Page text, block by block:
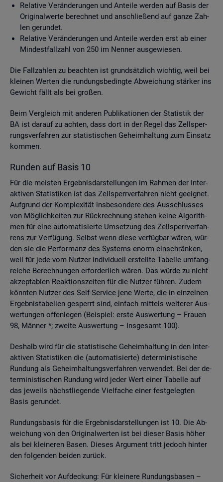
Re­la­ti­ve Ver­än­de­run­gen und An­tei­le wer­den auf Basis der
Ori­gi­nal­wer­te be­rech­net und an­schlie­ßend auf ganze Zah­
len ge­run­det.
Re­la­ti­ve Ver­än­de­run­gen und An­tei­le wer­den erst ab einer
Min­dest­fall­zahl von 250 im Nen­ner aus­ge­wie­sen.
Die Fall­zah­len zu be­ach­ten ist grund­sätz­lich wich­tig, weil bei
klei­nen Wer­ten die run­dungs­be­ding­te Ab­wei­chung stär­ker ins
Ge­wicht fällt als bei gro­ßen.
Beim Ver­gleich mit an­de­ren Pu­bli­ka­tio­nen der Sta­tis­tik der
BA ist dar­auf zu ach­ten, dass dort in der Regel das Zell­sper­
rungs­ver­fah­ren zur sta­tis­ti­schen Ge­heim­hal­tung zum Ein­satz
kom­men.
Run­den auf Basis 10
Für die meis­ten Er­geb­nis­dar­stel­lun­gen im Rah­men der In­ter­
ak­ti­ven Sta­tis­ti­ken ist das Zell­sperr­ver­fah­ren nicht ge­eig­net.
Auf­grund der Kom­ple­xi­tät ins­be­son­de­re des Aus­schlus­ses
von Mög­lich­kei­ten zur Rück­rech­nung ste­hen keine Al­go­rith­
men für eine au­to­ma­ti­sier­te Um­set­zung des Zell­sperr­ver­fah­
rens zur Ver­fü­gung. Selbst wenn diese ver­füg­bar wären, wür­
den sie die Per­for­manz des Sys­tems enorm ein­schrän­ken,
weil für jede vom Nut­zer in­di­vi­du­ell er­stell­te Ta­bel­le um­fang­
rei­che Be­rech­nun­gen er­for­der­lich wären. Das würde zu nicht
ak­zep­ta­blen Re­ak­ti­ons­zei­ten für die Nut­zer füh­ren. Zudem
könn­ten Nut­zer des Self-Ser­vice jene Werte, die in ein­zel­nen
Er­geb­nis­ta­bel­len ge­sperrt sind, ein­fach mit­tels wei­te­rer Aus­
wer­tun­gen of­fen­le­gen (Bei­spiel: erste Aus­wer­tung – Frau­en
98, Män­ner *; zwei­te Aus­wer­tung – Ins­ge­samt 100).
Des­halb wird für die sta­tis­ti­sche Ge­heim­hal­tung in den In­ter­
ak­ti­ven Sta­tis­ti­ken die (au­to­ma­ti­sier­te) de­ter­mi­nis­ti­sche
Run­dung als Ge­heim­hal­tungs­ver­fah­ren ver­wen­det. Bei der de­
ter­mi­nis­ti­schen Run­dung wird jeder Wert einer Ta­bel­le auf
das je­weils nächst­lie­gen­de Viel­fa­che einer fest­ge­leg­ten
Basis ge­run­det.
Run­dungs­ba­sis für die Er­geb­nis­dar­stel­lun­gen ist 10. Die Ab­
wei­chung von den Ori­gi­nal­wer­ten ist bei die­ser Basis höher
als bei klei­ne­ren Basen. Die­ses Ar­gu­ment tritt je­doch hin­ter
den fol­gen­den bei­den zu­rück.
Si­cher­heit vor Auf­de­ckung: Für klei­ne­re Run­dungs­ba­sen –